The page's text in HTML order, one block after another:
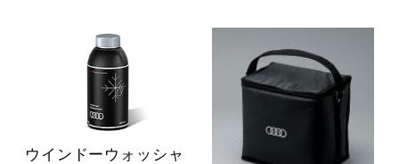
ウインドーウォッシャ